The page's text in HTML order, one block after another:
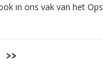
in ons vak van het